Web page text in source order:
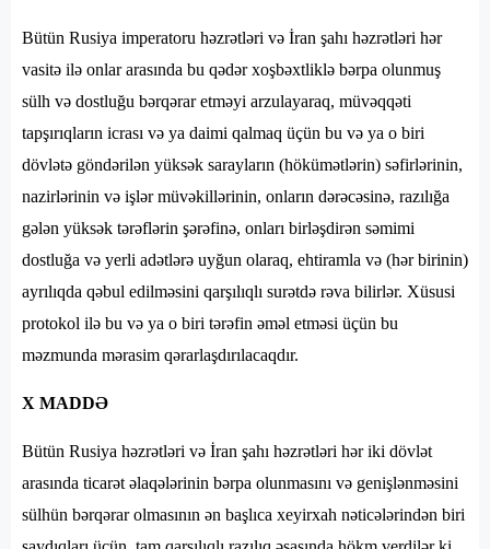
Bütün Rusiya imperatoru həzrətləri və İran şahı həzrətləri hər
vasitə ilə onlar arasında bu qədər xoşbəxtliklə bərpa olunmuş
sülh və dostluğu bərqərar etməyi arzulayaraq, müvəqqəti
tapşırıqların icrası və ya daimi qalmaq üçün bu və ya o biri
dövlətə göndərilən yüksək sarayların (hökümətlərin) səfirlərinin,
nazirlərinin və işlər müvəkillərinin, onların dərəcəsinə, razılığa
gələn yüksək tərəflərin şərəfinə, onları birləşdirən səmimi
dostluğa və yerli adətlərə uyğun olaraq, ehtiramla və (hər birinin)
ayrılıqda qəbul edilməsini qarşılıqlı surətdə rəva bilirlər. Xüsusi
protokol ilə bu və ya o biri tərəfin əməl etməsi üçün bu
məzmunda mərasim qərarlaşdırılacaqdır.
X MADDƏ
Bütün Rusiya həzrətləri və İran şahı həzrətləri hər iki dövlət
arasında ticarət əlaqələrinin bərpa olunmasını və genişlənməsini
sülhün bərqərar olmasının ən başlıca xeyirxah nəticələrindən biri